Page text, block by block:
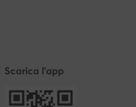
Scarica l'app